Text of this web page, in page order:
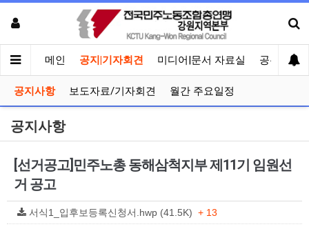
메인 공지|기자회견 미디어|문서 자료실 공유게시
공지사항 보도자료/기자회견 월간 주요일정
공지사항
[선거공고]민주노총 동해삼척지부 제11기 임원선
거 공고
서식1_입후보등록신청서.hwp (41.5K) + 13